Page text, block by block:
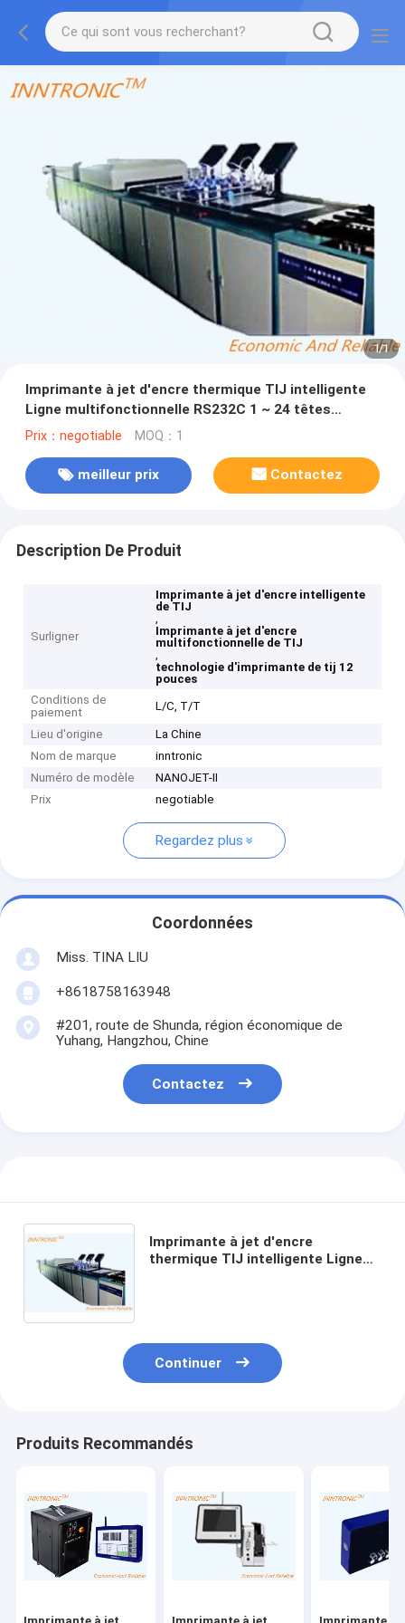
1/1
Imprimante à jet d'encre thermique TIJ intelligente
Ligne multifonctionnelle RS232C 1 ~ 24 têtes
d'impression NANOJET-II pour carton Impression
Prix：negotiable MOQ：1
meilleur prix Contactez
Description De Produit
Surligner
Imprimante à jet d'encre intelligente
de TIJ
,
Imprimante à jet d'encre
multifonctionnelle de TIJ
,
technologie d'imprimante de tij 12
pouces
Conditions de
paiement
L/C, T/T
Lieu d'origine
La Chine
Nom de marque
inntronic
Numéro de modèle
NANOJET-II
Prix
negotiable
Regardez plus
Coordonnées
Miss. TINA LIU
+8618758163948
#201, route de Shunda, région économique de
Yuhang, Hangzhou, Chine
Contactez
Imprimante à jet d'encre
thermique TIJ intelligente Ligne
Continuer
Produits Recommandés